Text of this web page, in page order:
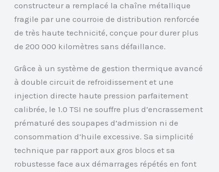
constructeur a remplacé la chaîne métallique
fragile par une courroie de distribution renforcée
de très haute technicité, conçue pour durer plus
de 200 000 kilomètres sans défaillance.
Grâce à un système de gestion thermique avancé
à double circuit de refroidissement et une
injection directe haute pression parfaitement
calibrée, le 1.0 TSI ne souffre plus d’encrassement
prématuré des soupapes d’admission ni de
consommation d’huile excessive. Sa simplicité
technique par rapport aux gros blocs et sa
robustesse face aux démarrages répétés en font